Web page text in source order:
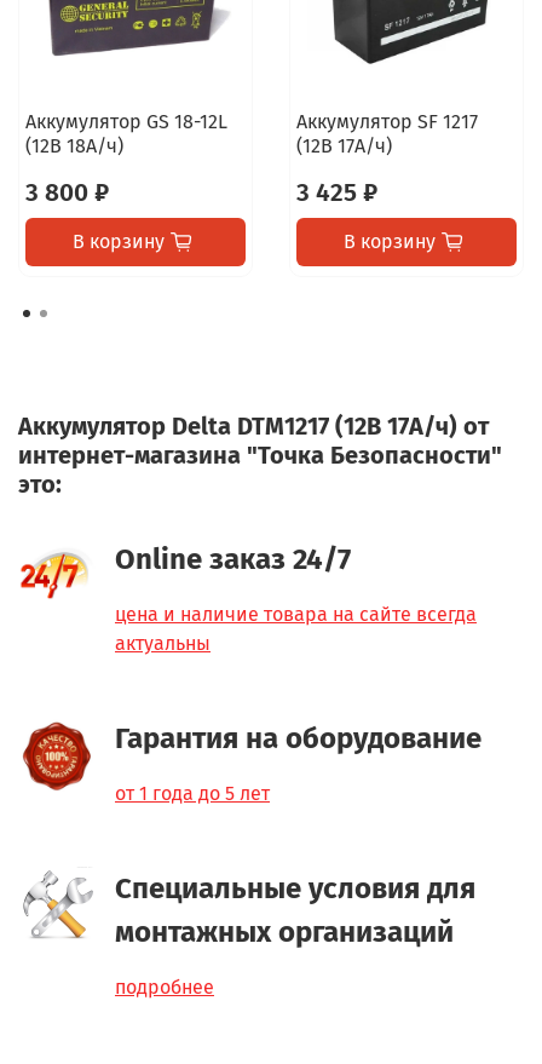
Аккумулятор GS 18-12L
(12В 18А/ч)
3 800 ₽
В корзину
Аккумулятор SF 1217
(12В 17А/ч)
3 425 ₽
В корзину
Аккумулятор Delta DTM1217 (12В 17А/ч) от
интернет-магазина "Точка Безопасности"
это:
Online заказ 24/7
цена и наличие товара на сайте всегда
актуальны
Гарантия на оборудование
от 1 года до 5 лет
Специальные условия для
монтажных организаций
подробнее